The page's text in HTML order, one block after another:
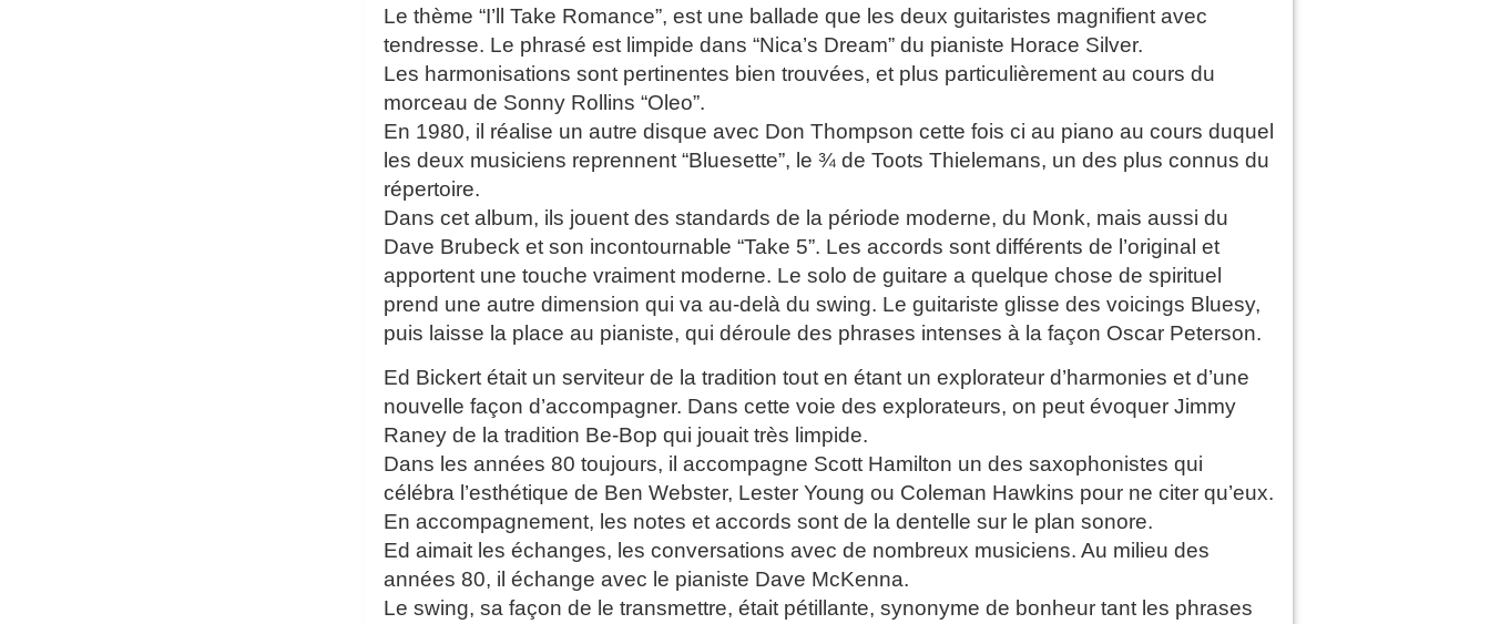
Le thème “I’ll Take Romance”, est une ballade que les deux guitaristes magnifient avec
tendresse. Le phrasé est limpide dans “Nica’s Dream” du pianiste Horace Silver.
Les harmonisations sont pertinentes bien trouvées, et plus particulièrement au cours du
morceau de Sonny Rollins “Oleo”.
En 1980, il réalise un autre disque avec Don Thompson cette fois ci au piano au cours duquel
les deux musiciens reprennent “Bluesette”, le ¾ de Toots Thielemans, un des plus connus du
répertoire.
Dans cet album, ils jouent des standards de la période moderne, du Monk, mais aussi du
Dave Brubeck et son incontournable “Take 5”. Les accords sont différents de l’original et
apportent une touche vraiment moderne. Le solo de guitare a quelque chose de spirituel
prend une autre dimension qui va au-delà du swing. Le guitariste glisse des voicings Bluesy,
puis laisse la place au pianiste, qui déroule des phrases intenses à la façon Oscar Peterson.
Ed Bickert était un serviteur de la tradition tout en étant un explorateur d’harmonies et d’une
nouvelle façon d’accompagner. Dans cette voie des explorateurs, on peut évoquer Jimmy
Raney de la tradition Be-Bop qui jouait très limpide.
Dans les années 80 toujours, il accompagne Scott Hamilton un des saxophonistes qui
célébra l’esthétique de Ben Webster, Lester Young ou Coleman Hawkins pour ne citer qu’eux.
En accompagnement, les notes et accords sont de la dentelle sur le plan sonore.
Ed aimait les échanges, les conversations avec de nombreux musiciens. Au milieu des
années 80, il échange avec le pianiste Dave McKenna.
Le swing, sa façon de le transmettre, était pétillante, synonyme de bonheur tant les phrases